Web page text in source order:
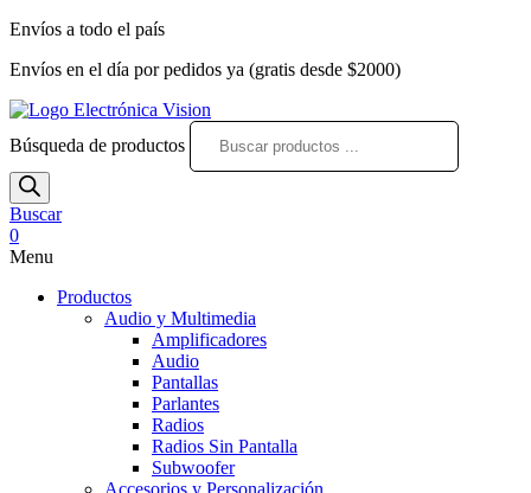
Envíos a todo el país
Envíos en el día por pedidos ya (gratis desde $2000)
Búsqueda de productos
Buscar
0
Menu
Productos
Audio y Multimedia
Amplificadores
Audio
Pantallas
Parlantes
Radios
Radios Sin Pantalla
Subwoofer
Accesorios y Personalización